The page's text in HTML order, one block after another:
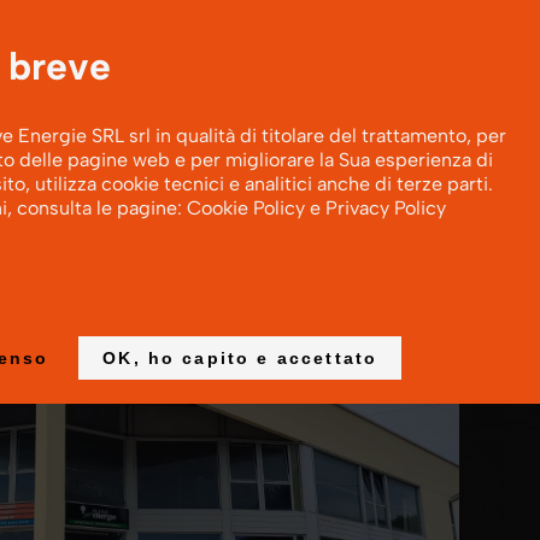
di calore
Caldaie a condensazione
Stufe a pellet
Camini a Pellet
Pompe di calore ad acqua
Valori
Energie SRL srl in qualità di titolare del trattamento, per
delle pagine web e per migliorare la Sua esperienza di
utilizza cookie tecnici e analitici anche di terze parti.
consulta le pagine: Cookie Policy e Privacy Policy
OK, ho capito e accettato